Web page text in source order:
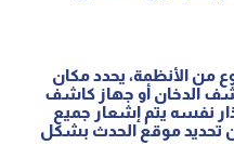
من الأنظمة، يحدد مكان
الدخان أو جهاز كاشف
نفسه يتم إشعار جميع
تحديد موقع الحدث بشكل